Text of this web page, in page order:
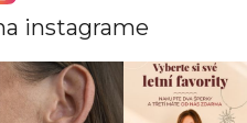
instagrame